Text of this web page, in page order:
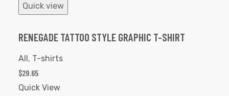
Quick view
RENEGADE TATTOO STYLE GRAPHIC T-SHIRT
All, T-shirts
$29.65
Quick View